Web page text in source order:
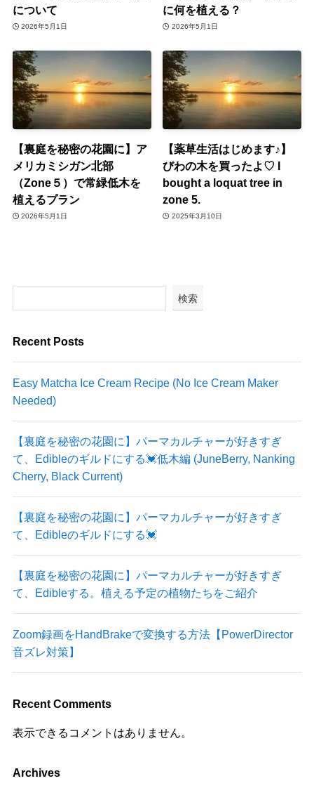
について
2026年5月1日
に何を植える？
2026年5月1日
【裏庭を秘密の花園に】ア
メリカミシガン北部
（Zone５）で常緑低木を
植えるプラン
2026年5月1日
【薬草生活はじめます♪】
びわの木を買ったよ♡ I
bought a loquat tree in
zone 5.
2025年3月10日
検索
Recent Posts
Easy Matcha Ice Cream Recipe (No Ice Cream Maker
Needed)
【裏庭を秘密の花園に】パーマカルチャーが好きすぎ
て、Edibleのギルドにする💓低木編 (JuneBerry, Nanking
Cherry, Black Current)
【裏庭を秘密の花園に】パーマカルチャーが好きすぎ
て、Edibleのギルドにする💓
【裏庭を秘密の花園に】パーマカルチャーが好きすぎ
て、Edibleする。植える予定の植物たちをご紹介
Zoom録画をHandBrakeで変換する方法【PowerDirector
音ズレ対策】
Recent Comments
表示できるコメントはありません。
Archives